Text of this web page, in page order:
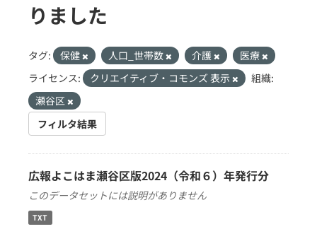
りました
タグ: 保健 人口_世帯数 介護
医療
ライセンス:
クリエイティブ・コモンズ 表示
組織:
瀬谷区
フィルタ結果
広報よこはま瀬谷区版2024（令和６）年発行分
このデータセットには説明がありません
TXT